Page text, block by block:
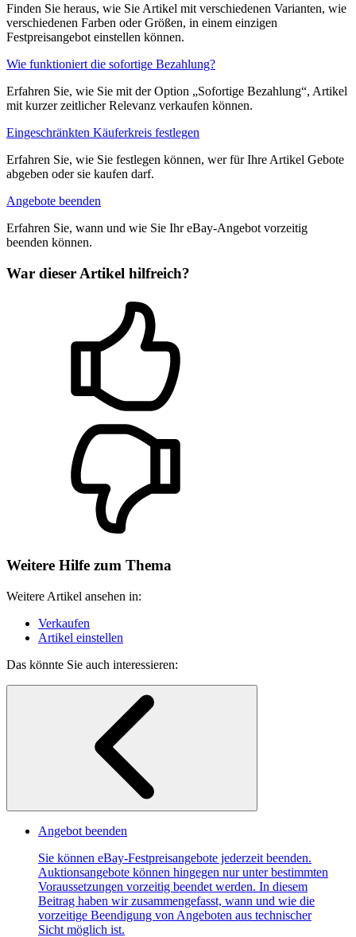
Finden Sie heraus, wie Sie Artikel mit verschiedenen Varianten, wie
verschiedenen Farben oder Größen, in einem einzigen
Festpreisangebot einstellen können.
Wie funktioniert die sofortige Bezahlung?
Erfahren Sie, wie Sie mit der Option „Sofortige Bezahlung“, Artikel
mit kurzer zeitlicher Relevanz verkaufen können.
Eingeschränkten Käuferkreis festlegen
Erfahren Sie, wie Sie festlegen können, wer für Ihre Artikel Gebote
abgeben oder sie kaufen darf.
Angebote beenden
Erfahren Sie, wann und wie Sie Ihr eBay-Angebot vorzeitig
beenden können.
War dieser Artikel hilfreich?
Weitere Hilfe zum Thema
Weitere Artikel ansehen in:
Verkaufen
Artikel einstellen
Das könnte Sie auch interessieren:
Angebot beenden
Sie können eBay-Festpreisangebote jederzeit beenden.
Auktionsangebote können hingegen nur unter bestimmten
Voraussetzungen vorzeitig beendet werden. In diesem
Beitrag haben wir zusammengefasst, wann und wie die
vorzeitige Beendigung von Angeboten aus technischer
Sicht möglich ist.